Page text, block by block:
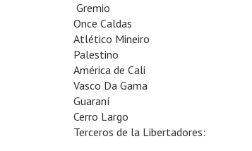
Gremio
Once Caldas
Atlético Mineiro
Palestino
América de Cali
Vasco Da Gama
Guaraní
Cerro Largo
Terceros de la Libertadores: